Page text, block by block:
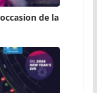
de la